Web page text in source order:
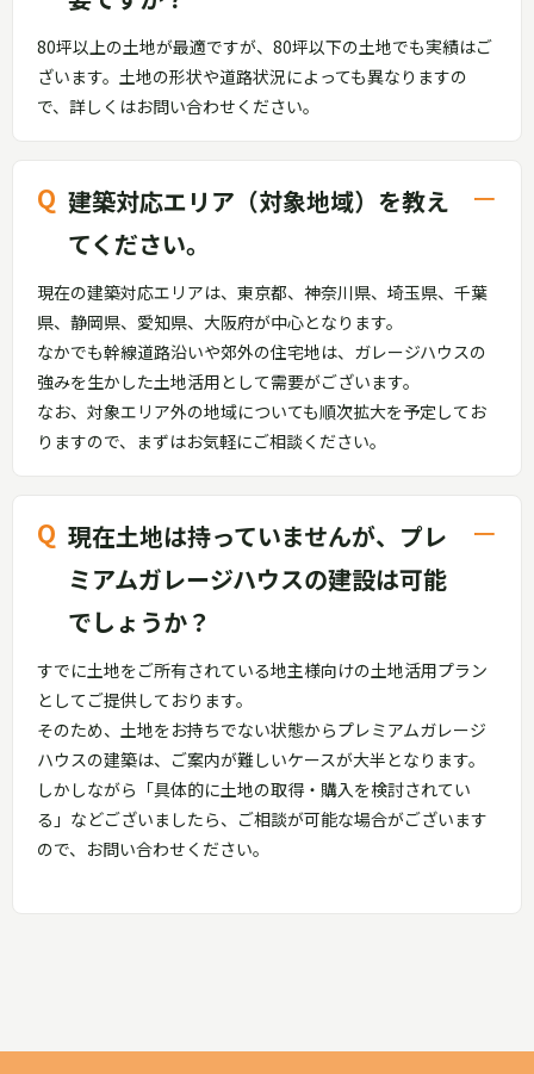
80坪以上の土地が最適ですが、80坪以下の土地でも実績はご
ざいます。土地の形状や道路状況によっても異なりますの
で、詳しくはお問い合わせください。
建築対応エリア（対象地域）を教え
てください。
現在の建築対応エリアは、東京都、神奈川県、埼玉県、千葉
県、静岡県、愛知県、大阪府が中心となります。
なかでも幹線道路沿いや郊外の住宅地は、ガレージハウスの
強みを生かした土地活用として需要がございます。
なお、対象エリア外の地域についても順次拡大を予定してお
りますので、まずはお気軽にご相談ください。
現在土地は持っていませんが、プレ
ミアムガレージハウスの建設は可能
でしょうか？
すでに土地をご所有されている地主様向けの土地活用プラン
としてご提供しております。
そのため、土地をお持ちでない状態からプレミアムガレージ
ハウスの建築は、ご案内が難しいケースが大半となります。
しかしながら「具体的に土地の取得・購入を検討されてい
る」などございましたら、ご相談が可能な場合がございます
ので、お問い合わせください。